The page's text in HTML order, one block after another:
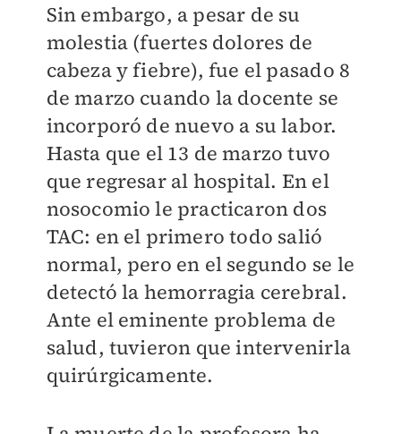
Sin embargo, a pesar de su
molestia (fuertes dolores de
cabeza y fiebre), fue el pasado 8
de marzo cuando la docente se
incorporó de nuevo a su labor.
Hasta que el 13 de marzo tuvo
que regresar al hospital. En el
nosocomio le practicaron dos
TAC: en el primero todo salió
normal, pero en el segundo se le
detectó la hemorragia cerebral.
Ante el eminente problema de
salud, tuvieron que intervenirla
quirúrgicamente.